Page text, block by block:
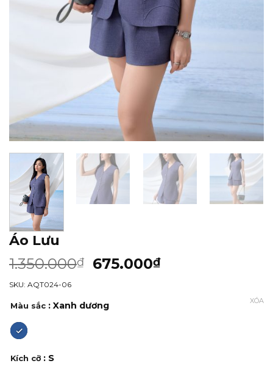
Áo Lưu
1.350.000₫ 675.000₫
SKU: AQT024-06
Màu sắc : Xanh dương
Kích cỡ : S
XÓA